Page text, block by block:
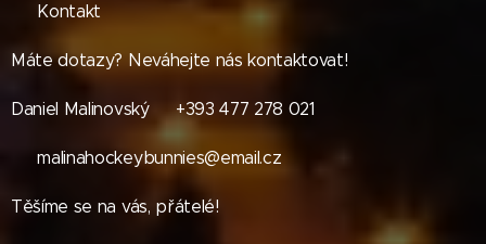
📞 Kontakt
Máte dotazy? Neváhejte nás kontaktovat!
Daniel Malinovský📱 +393 477 278 021
📧 malinahockeybunnies@email.cz
Těšíme se na vás, přátelé! 🏒🇨🇦